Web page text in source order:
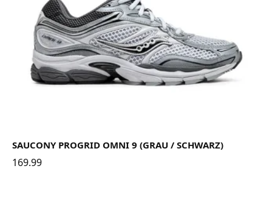
SAUCONY PROGRID OMNI 9 (GRAU / SCHWARZ)
169.99